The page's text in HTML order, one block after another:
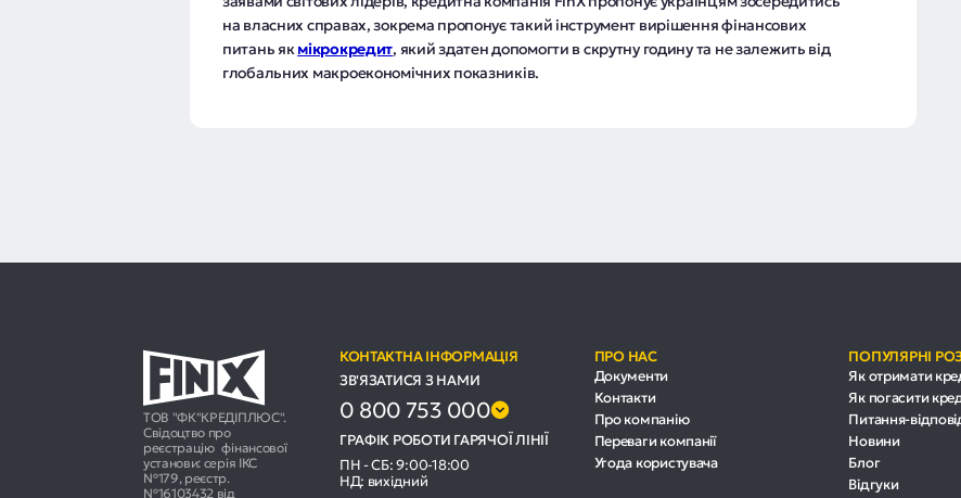
на власних справах, зокрема пропонує такий інструмент вирішення фінансових
питань як мікрокредит, який здатен допомогти в скрутну годину та не залежить від
глобальних макроекономічних показників.
ТОВ "ФК"КРЕДІПЛЮС".
Свідоцтво про
реєстрацію фінансової
установи: серія ІКС
№179, реєстр.
№16103432 від
КОНТАКТНА ІНФОРМАЦІЯ
ЗВ'ЯЗАТИСЯ З НАМИ
0 800 753 000
ГРАФІК РОБОТИ ГАРЯЧОЇ ЛІНІЇ
ПН - СБ: 9:00-18:00
НД: вихідний
ПРО НАС
Документи
Контакти
Про компанію
Переваги компанії
Угода користувача
ПОПУЛЯРНІ
Як отримати
Як погасити
Питання-
Новини
Блог
Відгуки